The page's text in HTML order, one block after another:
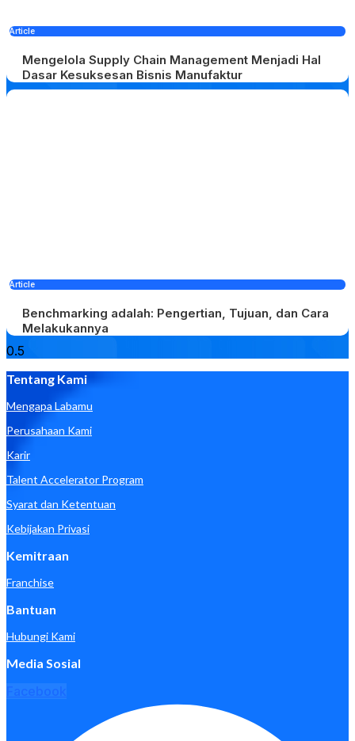
Article
Mengelola Supply Chain Management Menjadi Hal
Dasar Kesuksesan Bisnis Manufaktur
Article
Benchmarking adalah: Pengertian, Tujuan, dan Cara
Melakukannya
Tentang Kami
Mengapa Labamu
Perusahaan Kami
Karir
Talent Accelerator Program
Syarat dan Ketentuan
Kebijakan Privasi
Kemitraan
Franchise
Bantuan
Hubungi Kami
Media Sosial